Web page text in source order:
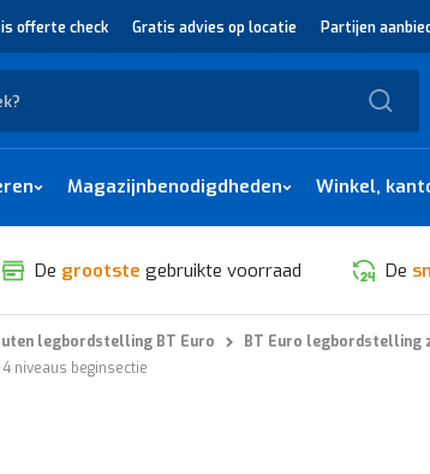
offerte check Gratis advies op locatie Partijen
Magazijnbenodigdheden Winkel,
De grootste gebruikte voorraad De
legbordstelling BT Euro
BT Euro legbordstelling
niveaus beginsectie